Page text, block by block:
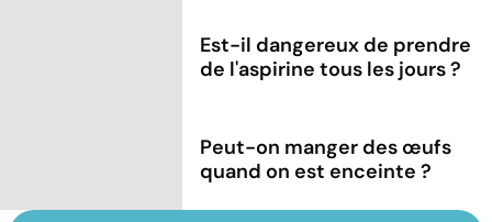
Est-il dangereux de prendre
de l'aspirine tous les jours ?
Peut-on manger des œufs
quand on est enceinte ?